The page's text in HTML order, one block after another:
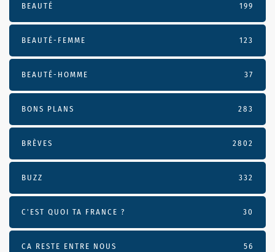
BEAUTÉ 199
BEAUTÉ-FEMME 123
BEAUTÉ-HOMME 37
BONS PLANS 283
BRÈVES 2802
BUZZ 332
C'EST QUOI TA FRANCE ? 30
CA RESTE ENTRE NOUS 56